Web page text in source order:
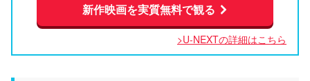
新作映画を実質無料で観る
>U-NEXTの詳細はこちら